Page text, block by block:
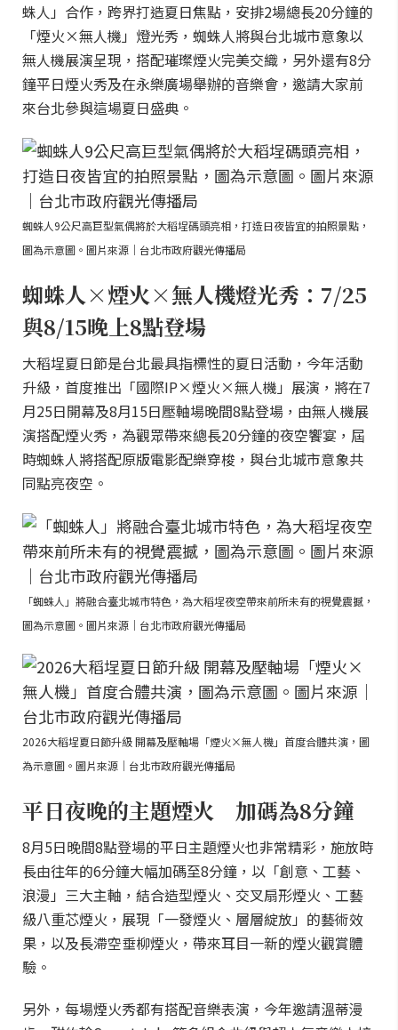
蛛人」合作，跨界打造夏日焦點，安排2場總長20分鐘的
「煙火×無人機」燈光秀，蜘蛛人將與台北城市意象以
無人機展演呈現，搭配璀璨煙火完美交織，另外還有8分
鐘平日煙火秀及在永樂廣場舉辦的音樂會，邀請大家前
來台北參與這場夏日盛典。
蜘蛛人9公尺高巨型氣偶將於大稻埕碼頭亮相，打造日夜皆宜的拍照景點，
圖為示意圖。圖片來源｜台北市政府觀光傳播局
蜘蛛人×煙火×無人機燈光秀：7/25
與8/15晚上8點登場
大稻埕夏日節是台北最具指標性的夏日活動，今年活動
升級，首度推出「國際IP×煙火×無人機」展演，將在7
月25日開幕及8月15日壓軸場晚間8點登場，由無人機展
演搭配煙火秀，為觀眾帶來總長20分鐘的夜空饗宴，屆
時蜘蛛人將搭配原版電影配樂穿梭，與台北城市意象共
同點亮夜空。
「蜘蛛人」將融合臺北城市特色，為大稻埕夜空帶來前所未有的視覺震撼，
圖為示意圖。圖片來源｜台北市政府觀光傳播局
2026大稻埕夏日節升級 開幕及壓軸場「煙火×無人機」首度合體共演，圖
為示意圖。圖片來源｜台北市政府觀光傳播局
平日夜晚的主題煙火 加碼為8分鐘
8月5日晚間8點登場的平日主題煙火也非常精彩，施放時
長由往年的6分鐘大幅加碼至8分鐘，以「創意、工藝、
浪漫」三大主軸，結合造型煙火、交叉扇形煙火、工藝
級八重芯煙火，展現「一發煙火、層層綻放」的藝術效
果，以及長滯空垂柳煙火，帶來耳目一新的煙火觀賞體
驗。
另外，每場煙火秀都有搭配音樂表演，今年邀請溫蒂漫